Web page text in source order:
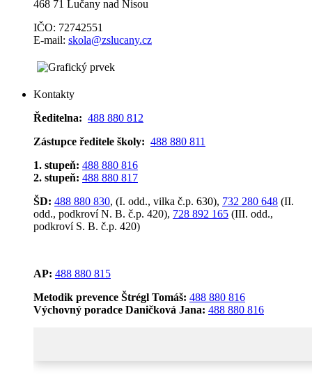
468 71 Lučany nad Nisou
IČO: 72742551
E-mail: skola@zslucany.cz
Kontakty
Ředitelna: 488 880 812
Zástupce ředitele školy: 488 880 811
1. stupeň: 488 880 816
2. stupeň: 488 880 817
ŠD: 488 880 830, (I. odd., vilka č.p. 630), 732 280 648 (II.
odd., podkroví N. B. č.p. 420), 728 892 165 (III. odd.,
podkroví S. B. č.p. 420)
AP: 488 880 815
Metodik prevence Štrégl Tomáš: 488 880 816
Výchovný poradce Daničková Jana: 488 880 816